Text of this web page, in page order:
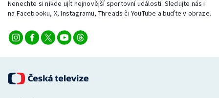
Nenechte si nikde ujít nejnovější sportovní události. Sledujte nás i
na Facebooku, X, Instagramu, Threads či YouTube a buďte v obraze.